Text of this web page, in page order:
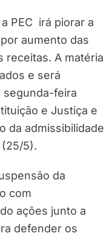
PEC irá piorar a
aumento das
receitas. A matéria
e será
segunda-feira
e Justiça e
da admissibilidade
5).
da
com
ações junto a
defender os